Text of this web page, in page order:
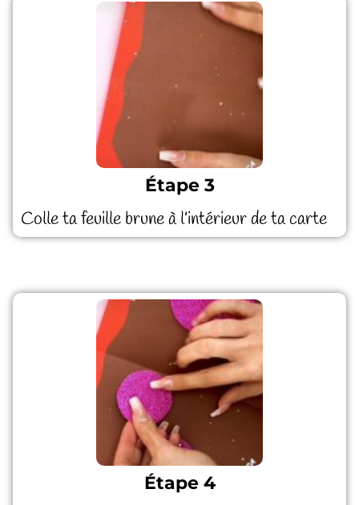
Étape 3
Colle ta feuille brune à l’intérieur de ta carte
Étape 4